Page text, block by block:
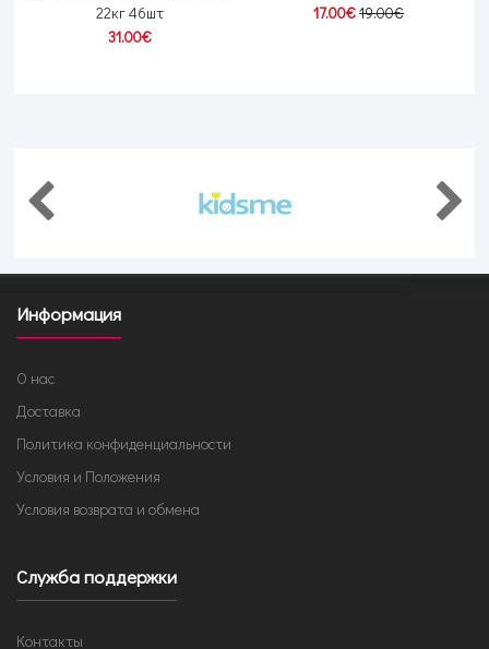
22кг 46шт
31.00€
17.00€19.00€
Информация
О нас
Доставка
Политика конфиденциальности
Условия и Положения
Условия возврата и обмена
Служба поддержки
Контакты